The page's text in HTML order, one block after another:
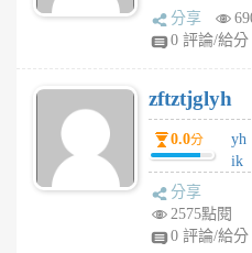
rh
pe
月
前
分享
0 評論/給分
zftztjglyh
0.0分
yh
ik
tu
分享
2575點閱
0 評論/給分